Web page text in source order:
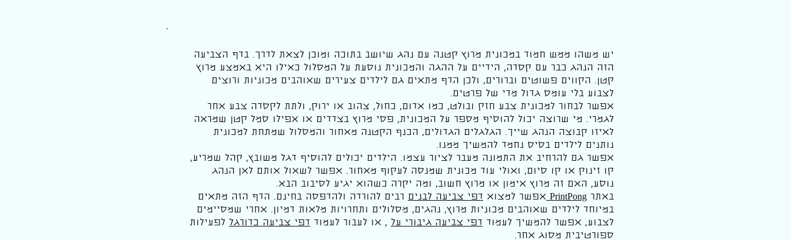
יש משהו ממש חמוד במכונית מרוץ קטנה עם נהג שיושב בתוכה ומוכן לצאת לדרך. בדף הצביעה
הזה הנהג כבר עם קסדה, הידיים על ההגה והמכונית נוסעת על המסלול כאילו היא באמצע מרוץ
קטן. הקווים פשוטים וברורים, ולכן הדף מתאים גם לילדים צעירים שאוהבים מכוניות ורוצים
לצבוע בלי עומס גדול מדי של פרטים.
אפשר לבחור למכונית צבע חזק ובולט, כמו אדום, כחול, צהוב או ירוק, ולתת לקסדה צבע אחר
לגמרי. מי שרוצה יכול להוסיף מספר על המכונית, פסי מרוץ בצדדים או אפילו סמל קטן שמראה
לאיזו קבוצה הנהג שייך. הגלגלים הגדולים, הכנף הקטנה מאחור והמסלול שמתחת למכונית
נותנים לילדים בסיס נחמד להמשיך ממנו.
אפשר גם להרחיב את התמונה מעבר לציור עצמו. הילדים יכולים להוסיף דגל משובץ, קהל שמריע,
קו זינוק או קו סיום, ואולי עוד מכונית שמנסה לעקוף מאחור. אפשר לשאול אותם לאן הנהג
נוסע, האם זה מרוץ אימון או מרוץ חשוב, ומה יקרה כשהוא יגיע לסיבוב הבא.
באתר PrintPong אפשר למצוא דפי צביעה לבנים רבים להורדה ולהדפסה בחינם. הדף הזה מתאים
במיוחד לילדים שאוהבים מכוניות מרוץ, נהגים, מסלולים ותחרויות מלאות דמיון. אחרי שמסיימים
לצבוע, אפשר להמשיך לעמוד דפי צביעה גיבורי על , או לעבור לעמוד דפי צביעה כדורגל לפעילות
ספורטיבית מסוג אחר.